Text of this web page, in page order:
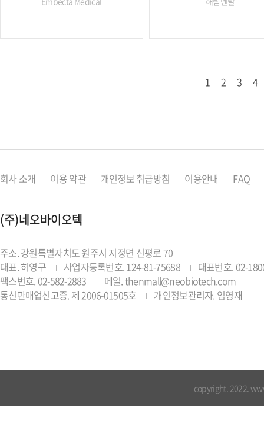
1 2 3 4
회사 소개 이용 약관 개인정보 취급방침 이용안내 FAQ
(주)네오바이오텍
주소. 강원특별자치도 원주시 지정면 신평로 70
대표. 허영구
사업자등록번호. 124-81-75688
대표번호. 02-
팩스번호. 02-582-2883
메일. thenmall@neobiotech.com
통신판매업신고증. 제 2006-01505호
개인정보관리자. 임영재
copyright. 2022.